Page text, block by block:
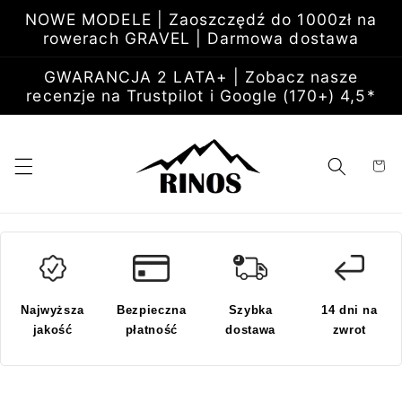
do
treści
NOWE MODELE | Zaoszczędź do 1000zł na
rowerach GRAVEL | Darmowa dostawa
GWARANCJA 2 LATA+ | Zobacz nasze
recenzje na Trustpilot i Google (170+) 4,5*
Koszyk
Najwyższa
jakość
Bezpieczna
płatność
Szybka
dostawa
14 dni na
zwrot